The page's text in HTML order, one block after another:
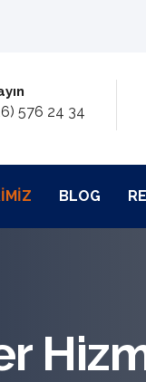
576 24 34
BLOG